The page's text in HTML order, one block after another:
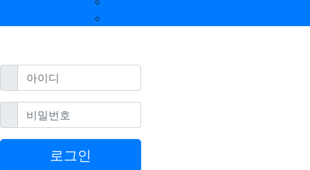
아이디필수
비밀번호필수
로그인